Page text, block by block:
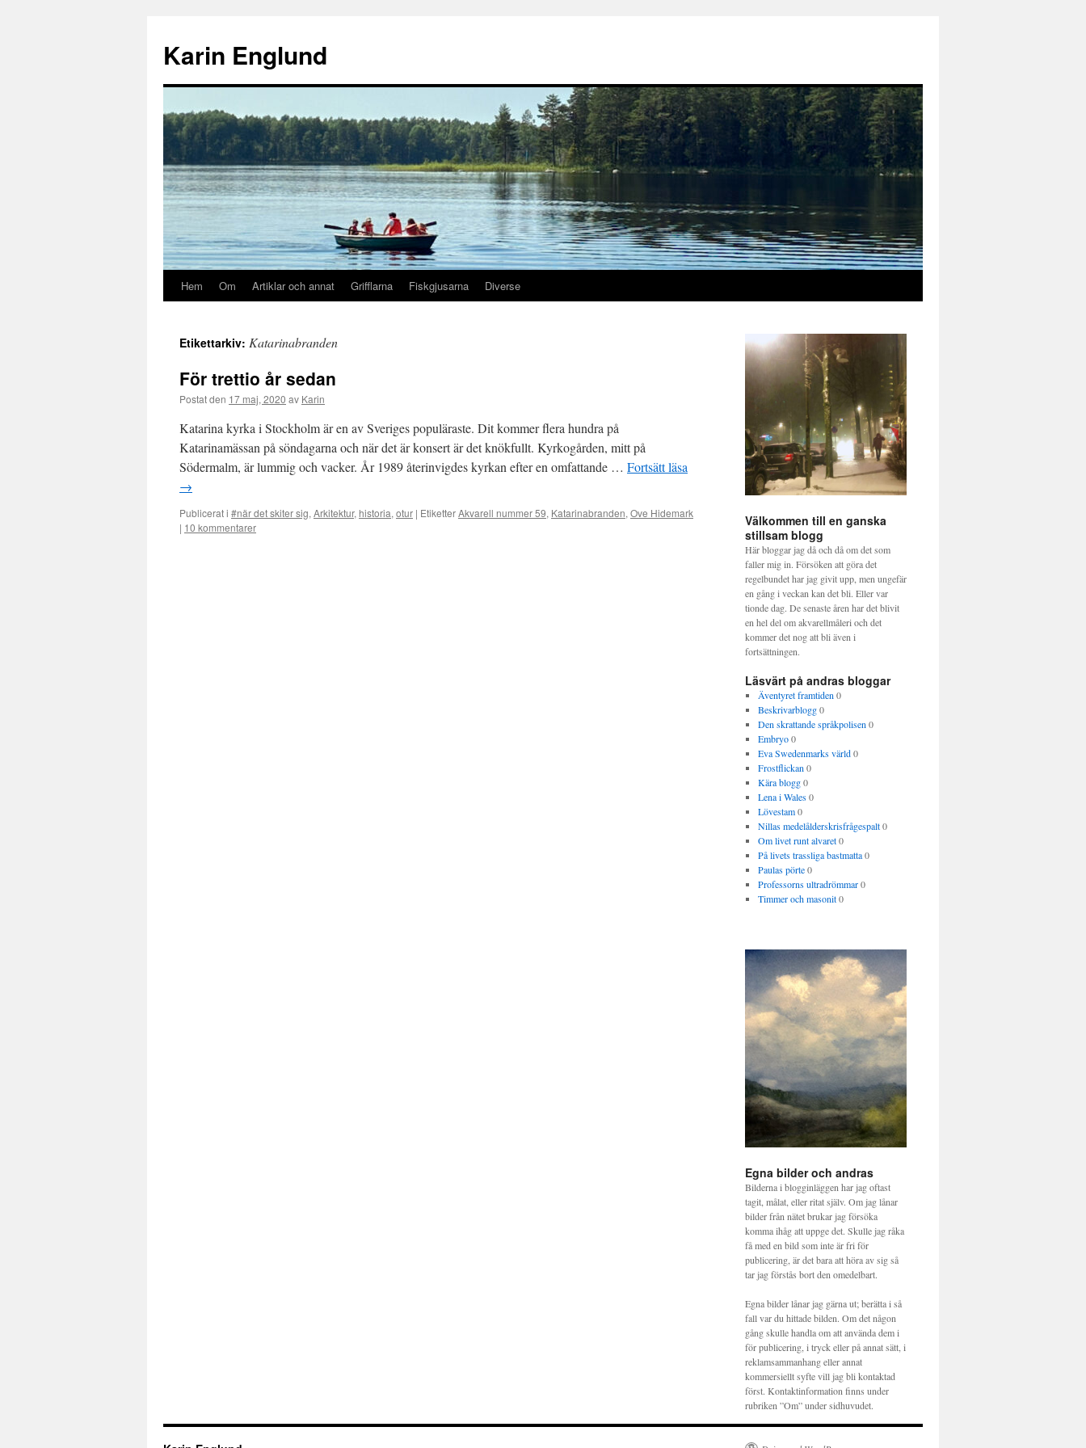
innehåll
Karin Englund
Hem Om Artiklar och annat Grifflarna Fiskgjusarna Diverse
Etikettarkiv: Katarinabranden
För trettio år sedan
Postat den 17 maj, 2020 av Karin
Katarina kyrka i Stockholm är en av Sveriges populäraste. Dit kommer flera hundra på
Katarinamässan på söndagarna och när det är konsert är det knökfullt. Kyrkogården, mitt på
Södermalm, är lummig och vacker. År 1989 återinvigdes kyrkan efter en omfattande … Fortsätt läsa
→
Publicerat i #när det skiter sig, Arkitektur, historia, otur | EtiketterAkvarell nummer 59, Katarinabranden, Ove Hidemark
| 10 kommentarer
Välkommen till en ganska
stillsam blogg
Här bloggar jag då och då om det som
faller mig in. Försöken att göra det
regelbundet har jag givit upp, men ungefär
en gång i veckan kan det bli. Eller var
tionde dag. De senaste åren har det blivit
en hel del om akvarellmåleri och det
kommer det nog att bli även i
fortsättningen.
Läsvärt på andras bloggar
Äventyret framtiden 0
Beskrivarblogg0
Den skrattande språkpolisen 0
Embryo0
Eva Swedenmarks värld0
Frostflickan 0
Kära blogg0
Lena i Wales0
Lövestam0
Nillas medelålderskrisfrågespalt0
Om livet runt alvaret0
På livets trassliga bastmatta0
Paulas pörte0
Professorns ultradrömmar0
Timmer och masonit0
Egna bilder och andras
Bilderna i blogginläggen har jag oftast
tagit, målat, eller ritat själv. Om jag lånar
bilder från nätet brukar jag försöka
komma ihåg att uppge det. Skulle jag råka
få med en bild som inte är fri för
publicering, är det bara att höra av sig så
tar jag förstås bort den omedelbart.
Egna bilder lånar jag gärna ut; berätta i så
fall var du hittade bilden. Om det någon
gång skulle handla om att använda dem i
för publicering, i tryck eller på annat sätt, i
reklamsammanhang eller annat
kommersiellt syfte vill jag bli kontaktad
först. Kontaktinformation finns under
rubriken ”Om” under sidhuvudet.